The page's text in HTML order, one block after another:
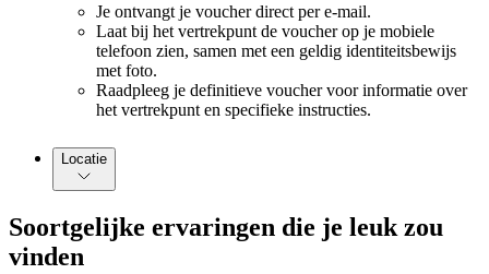
Je ontvangt je voucher direct per e-mail.
Laat bij het vertrekpunt de voucher op je mobiele
telefoon zien, samen met een geldig identiteitsbewijs
met foto.
Raadpleeg je definitieve voucher voor informatie over
het vertrekpunt en specifieke instructies.
Locatie
Soortgelijke ervaringen die je leuk zou
vinden